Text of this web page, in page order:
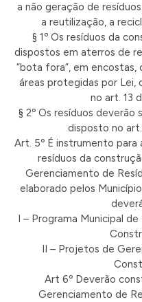
a não geração de
a reutilização, a
§ 1º Os resíduos da
dispostos em aterros de
“bota fora”, em encostas,
áreas protegidas por Lei,
no art. 13
§ 2º Os resíduos
disposto no
Art. 5º É instrumento
resíduos da
Gerenciamento de
elaborado pelos
I – Programa Municipal
II – Projetos de
Art 6º Deverão
Gerenciamento de